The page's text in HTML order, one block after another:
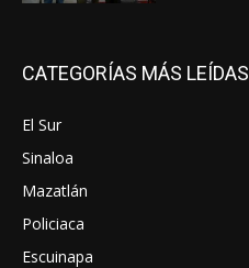
CATEGORÍAS MÁS LEÍDAS
El Sur
Sinaloa
Mazatlán
Policiaca
Escuinapa